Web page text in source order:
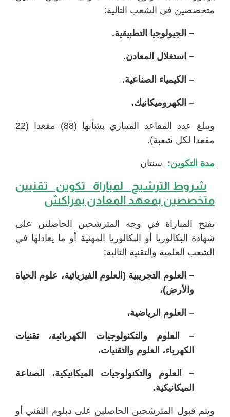
متخصصين في الشعب التالية:
– الجيولوجيا التطبيقية.
– استغلال المعادن.
– الكيمياء الصناعية.
– الكهروميكانيك.
ويبلغ عدد المقاعد المتباري بشأنها (88) مقعدا (22
مقعدا لكل شعبة).
مدة التكوين: سنتان
شروط الترشيح لمباراة تكوين تقنيين
متخصصين بمعهد المعادن بمراكش
تفتح المباراة في وجه المترشحين الحاصلين على
شهادة البكالوريا أو البكالوريا المهنية أو ما يعادلها في
الشعب العلمية والتقنية التالية:
– العلوم التجريبية (العلوم الفيزيائية، علوم الحياة
والأرض)،
– العلوم الرياضية،
– العلوم والتكنولوجيات الكهربائية، تقنيات
الكهرباء، العلوم والتقنيات،
– العلوم والتكنولوجيات الميكانيكية، الصناعة
الميكانيكية.
ويتم قبول المترشحين الحاصلين على دبلوم التقني أو